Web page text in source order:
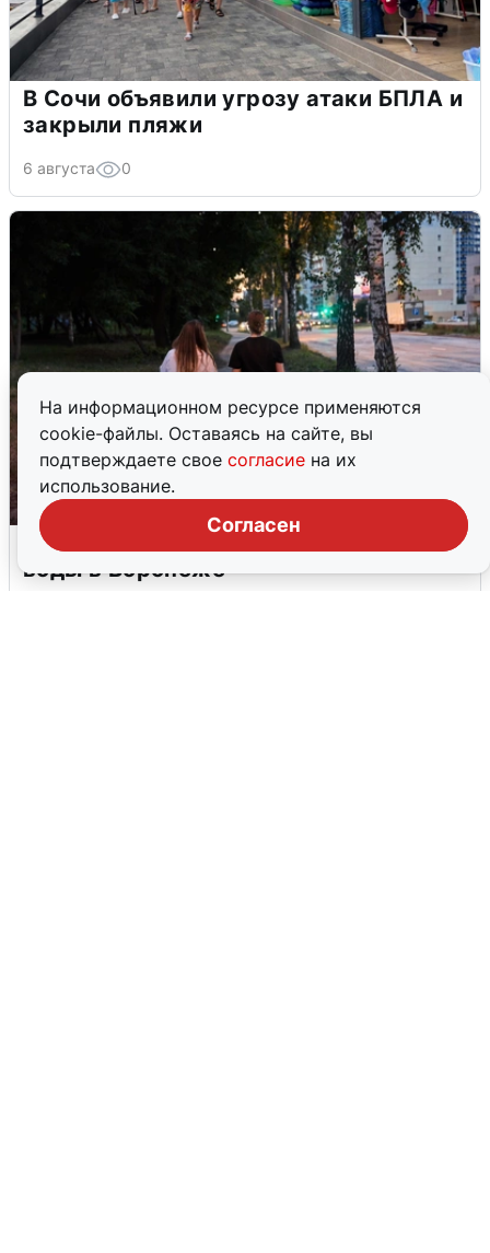
На информационном ресурсе применяются
cookie-файлы. Оставаясь на сайте, вы
подтверждаете свое согласие на их
использование.
Согласен
В Сочи объявили угрозу атаки БПЛА и
закрыли пляжи
6 августа 0
Опубликована карта отключений
воды в Воронеже